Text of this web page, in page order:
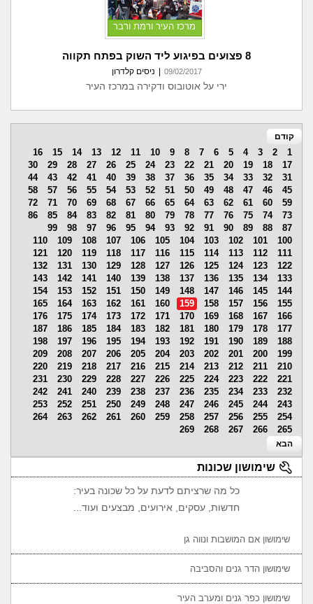
מרכז העיר ורמת ורבר
8 פצועים בפיגוע ליד השוק בפתח תקווה
09/02/2017 ניסים קלדרון
ירי על אוטובוס ודקירה במרכז העיר
קודם
1
2
3
4
5
6
7
8
9
10
11
12
13
14
15
16
17
18
19
20
21
22
23
24
25
26
27
28
29
30
31
32
33
34
35
36
37
38
39
40
41
42
43
44
45
46
47
48
49
50
51
52
53
54
55
56
57
58
59
60
61
62
63
64
65
66
67
68
69
70
71
72
73
74
75
76
77
78
79
80
81
82
83
84
85
86
87
88
89
90
91
92
93
94
95
96
97
98
99
100
101
102
103
104
105
106
107
108
109
110
111
112
113
114
115
116
117
118
119
120
121
122
123
124
125
126
127
128
129
130
131
132
133
134
135
136
137
138
139
140
141
142
143
144
145
146
147
148
149
150
151
152
153
154
155
156
157
158
159
160
161
162
163
164
165
166
167
168
169
170
171
172
173
174
175
176
177
178
179
180
181
182
183
184
185
186
187
188
189
190
191
192
193
194
195
196
197
198
199
200
201
202
203
204
205
206
207
208
209
210
211
212
213
214
215
216
217
218
219
220
221
222
223
224
225
226
227
228
229
230
231
232
233
234
235
236
237
238
239
240
241
242
243
244
245
246
247
248
249
250
251
252
253
254
255
256
257
258
259
260
261
262
263
264
265
266
267
268
269
הבא
שימושון שכונות
כל מה שרציתם לדעת על כל שכונה בעיר:
חדשות, עסקים, אירועים, מבצעים ועוד...
שימושון אם המושבות ונווה גן
שימושון הדר גנים והסביבה
שימושון כפר גנים ומערב העיר